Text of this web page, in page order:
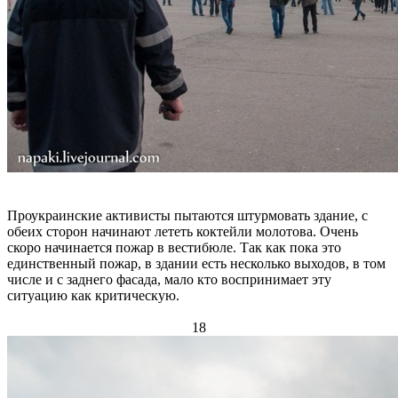
Проукраинские активисты пытаются штурмовать здание, с
обеих сторон начинают лететь коктейли молотова. Очень
скоро начинается пожар в вестибюле. Так как пока это
единственный пожар, в здании есть несколько выходов, в том
числе и с заднего фасада, мало кто воспринимает эту
ситуацию как критическую.
18